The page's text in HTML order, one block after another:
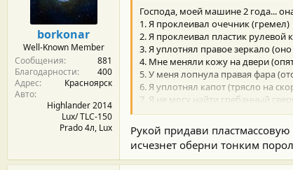
н
о
с
т
и
borkonar
Well-Known Member
Сообщения
881
Благодарности
400
Адрес
Красноярск
Авто
Highlander 2014
Lux/ TLC-150
Prado 4л, Lux
Господа, моей машине 2 года...
1. Я проклеивал очечник (гремел)
2. Я проклеивал пластик рулевой
3. Я уплотнял правое зеркало
4. Мне меняли кожу на двери
5. У меня лопнула правая фара
6. Я уплотнял капот (трясло на
7. Я не могу найти гребанный
на плохой дороге). Помогите! С
8. Появился новый сверчок,
А в целом: пробег 125.000, полет
писец... буду весной
Рукой придави
исчезнет оберни тонким